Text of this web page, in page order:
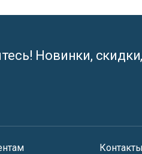
Новинки,
Контакты